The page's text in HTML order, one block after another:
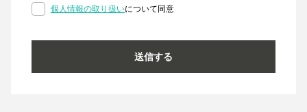
個人情報の取り扱いについて同意
送信する